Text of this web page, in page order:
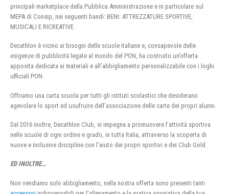
principali marketplace della Pubblica Amministrazione e in particolare sul
MEPA di Consip, nei seguenti bandi: BENI: ATTREZZATURE SPORTIVE,
MUSICALI E RICREATIVE
Decathlon è vicino ai bisogni delle scuole italiane e, consapevole delle
esigenze di pubblicità legate al mondo del PON, ha costruito un’offerta
apposita dedicata ai materiali e all’abbigliamento personalizzabile con i loghi
ufficiali PON.
Offriamo una carta scuola per tutti gli istituti scolastici che desiderano
agevolare lo sport ed usufruire dell’associazione delle carte dei propri alunni.
Dal 2016 inoltre, Decathlon Club, si impegna a promuovere l’attività sportiva
nelle scuole di ogni ordine e grado, in tutta Italia, attraverso la scoperta di
nuove e inclusive discipline con l’aiuto dei propri sportivi e dei Club Gold.
ED INOLTRE…
Non vendiamo solo abbigliamento, nella nostra offerta sono presenti tanti